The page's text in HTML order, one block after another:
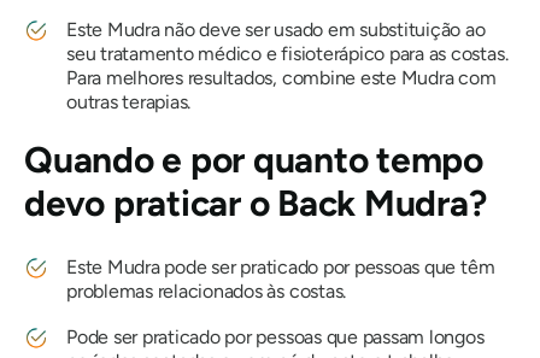
Este Mudranão deve ser usado em substituição ao
seu tratamento médico e fisioterápico para as costas.
Para melhores resultados, combine este Mudracom
outras terapias.
Quando e por quanto tempo
devo praticar o Back Mudra?
Este Mudrapode ser praticado por pessoas que têm
problemas relacionados às costas.
Pode ser praticado por pessoas que passam longos